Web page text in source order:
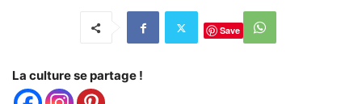
Save
La culture se partage !